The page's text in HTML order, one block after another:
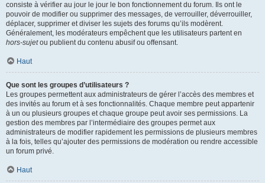
consiste à vérifier au jour le jour le bon fonctionnement du forum. Ils ont le
pouvoir de modifier ou supprimer des messages, de verrouiller, déverrouiller,
déplacer, supprimer et diviser les sujets des forums qu’ils modèrent.
Généralement, les modérateurs empêchent que les utilisateurs partent en
hors-sujetou publient du contenu abusif ou offensant.
Haut
Que sont les groupes d’utilisateurs ?
Les groupes permettent aux administrateurs de gérer l’accès des membres et
des invités au forum et à ses fonctionnalités. Chaque membre peut appartenir
à un ou plusieurs groupes et chaque groupe peut avoir ses permissions. La
gestion des membres par l’intermédiaire des groupes permet aux
administrateurs de modifier rapidement les permissions de plusieurs membres
à la fois, telles qu’ajouter des permissions de modération ou rendre accessible
un forum privé.
Haut